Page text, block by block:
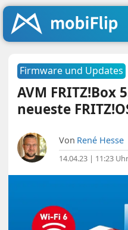
Firmware und Updates
AVM FRITZ!Box
neueste
Von René Hesse
14.04.23 | 11:23 Uhr